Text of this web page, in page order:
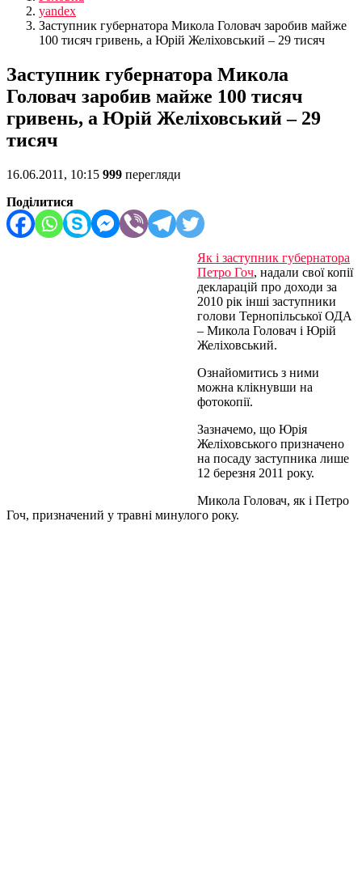
yandex
Заступник губернатора Микола Головач заробив майже
100 тисяч гривень, а Юрій Желіховський – 29 тисяч
Заступник губернатора Микола
Головач заробив майже 100 тисяч
гривень, а Юрій Желіховський – 29
тисяч
16.06.2011, 10:15 999 перегляди
Поділитися
Як і заступник губернатора
Петро Гоч, надали свої копії
декларацій про доходи за
2010 рік інші заступники
голови Тернопільської ОДА
– Микола Головач і Юрій
Желіховський.
Ознайомитись з ними
можна клікнувши на
фотокопії.
Зазначемо, що Юрія
Желіховського призначено
на посаду заступника лише
12 березня 2011 року.
Микола Головач, як і Петро
Гоч, призначений у травні минулого року.